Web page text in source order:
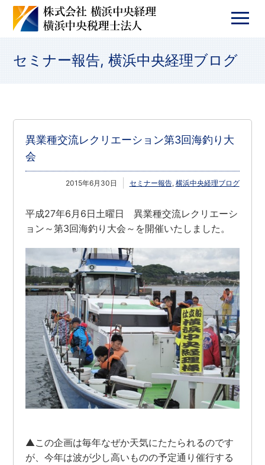
セミナー報告,横浜中央経理ブログ
異業種交流レクリエーション第3回海釣り大
会
2015年6月30日 セミナー報告, 横浜中央経理ブログ
平成27年6月6日土曜日 異業種交流レクリエーシ
ョン～第3回海釣り大会～を開催いたしました。
▲この企画は毎年なぜか天気にたたられるのです
が、今年は波が少し高いものの予定通り催行する